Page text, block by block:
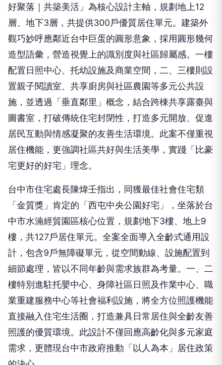
層、地下3層，共提供300戶優質居住單元。建築外
觀巧妙呼應鄰近台中巨蛋的圓形意象，採用圓形幾何
造型語彙，營造視覺上的識別度與社區歸屬感。一樓
配置日照中心、托幼設施及商業空間，二、三樓則設
置親子閱讀室、共享廚房與社區農園等多元公共設
施，並透過「垂直鄰里」概念，結合跨棟共享露臺與
圖書室，打破傳統住宅封閉性，打造多元開放、促進
居民互動與情感凝聚的友善生活環境。此案不僅重視
居住機能，更強調社區共好與生活美學，實踐「比豪
宅更好的好宅」理念。
台中市住宅處長陳煒壬指出，同獲最佳社會住宅類
「金質獎」肯定的「西屯中央公園好宅」，坐落於台
中市水湳經貿園區核心位置，規劃地下3樓、地上9
樓，共127戶居住單元。全案全面導入全齡式通用設
計，包含9戶無障礙單元，從空間動線、設施配置到
細節處理，皆以不同年齡與需求族群為考量。一、二
樓特別進駐托嬰中心、身障社區日照及作業中心、職
業重建服務中心等社會福利設施，將全方位照護機能
直接融入住宅生活圈，打造兼具日常居住與全齡友善
照護的優質環境。此設計不僅回應高齡化與多元家庭
需求，更體現台中市政府推動「以人為本」居住政策
的決心。